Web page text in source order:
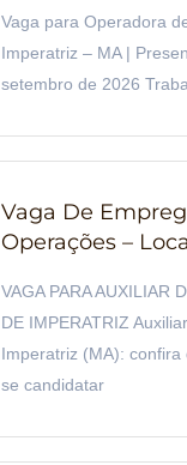
Vaga para Operadora
Imperatriz – MA |
setembro de 2026
Vaga De
Operações –
VAGA PARA AUXILIAR
DE IMPERATRIZ
Imperatriz (MA):
se candidatar